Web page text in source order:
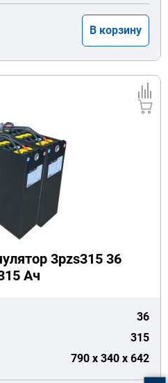
В корзину
3pzs315 36
Ач
36
315
790 x 340 x 642